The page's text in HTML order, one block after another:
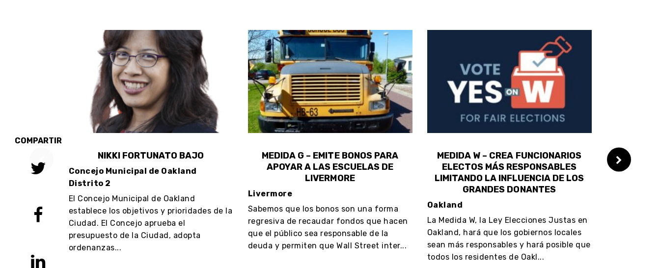
COMPARTIR
ALLYSA
que estos
tengan
NIKKI FORTUNATO BAJO
Concejo Municipal de Oakland
Distrito 2
El Concejo Municipal de Oakland
establece los objetivos y prioridades de la
Ciudad. El Concejo aprueba el
presupuesto de la Ciudad, adopta
ordenanzas...
MEDIDA G – EMITE BONOS PARA
APOYAR A LAS ESCUELAS DE
LIVERMORE
Livermore
Sabemos que los bonos son una forma
regresiva de recaudar fondos que hacen
que el público sea responsable de la
deuda y permiten que Wall Street inter...
MEDIDA W – CREA FUNCIONARIOS
ELECTOS MÁS RESPONSABLES
LIMITANDO LA INFLUENCIA DE LOS
GRANDES DONANTES
Oakland
La Medida W, la Ley Elecciones Justas en
Oakland, hará que los gobiernos locales
sean más responsables y hará posible que
todos los residentes de Oakl...
APOYAR A